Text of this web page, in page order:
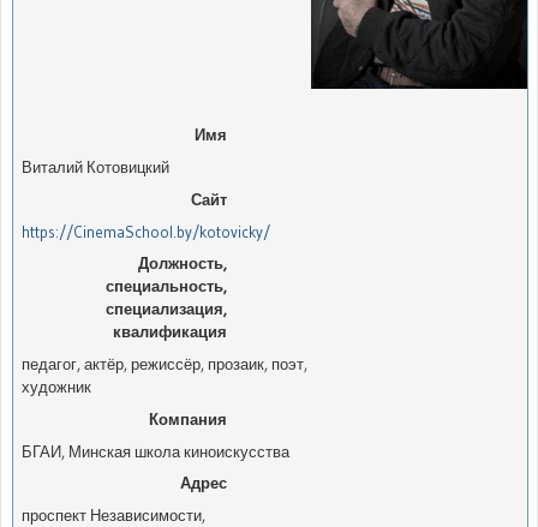
Имя
Виталий Котовицкий
Сайт
https://CinemaSchool.by/kotovicky/
Должность,
специальность,
специализация,
квалификация
педагог, актёр, режиссёр, прозаик, поэт,
художник
Компания
БГАИ, Минская школа киноискусства
Адрес
проспект Независимости,